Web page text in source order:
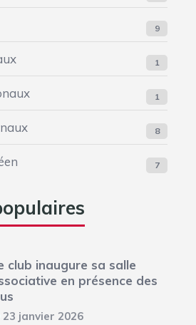
9
1
1
8
7
club inaugure sa salle
en présence des
23 janvier 2026